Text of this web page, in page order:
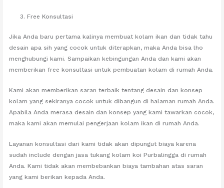
Free Konsultasi
Jika Anda baru pertama kalinya membuat kolam ikan dan tidak tahu
desain apa sih yang cocok untuk diterapkan, maka Anda bisa lho
menghubungi kami. Sampaikan kebingungan Anda dan kami akan
memberikan free konsultasi untuk pembuatan kolam di rumah Anda.
Kami akan memberikan saran terbaik tentang desain dan konsep
kolam yang sekiranya cocok untuk dibangun di halaman rumah Anda.
Apabila Anda merasa desain dan konsep yang kami tawarkan cocok,
maka kami akan memulai pengerjaan kolam ikan di rumah Anda.
Layanan konsultasi dari kami tidak akan dipungut biaya karena
sudah include dengan jasa tukang kolam koi Purbalingga di rumah
Anda. Kami tidak akan membebankan biaya tambahan atas saran
yang kami berikan kepada Anda.